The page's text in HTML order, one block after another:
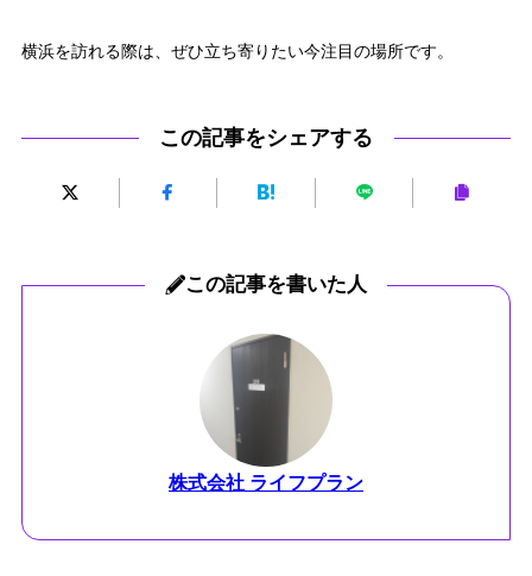
横浜を訪れる際は、ぜひ立ち寄りたい今注目の場所です。
この記事をシェアする
この記事を書いた人
株式会社 ライフプラン